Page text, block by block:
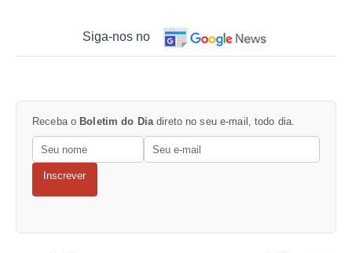
Siga-nos no
Receba o Boletim do Dia direto no seu e-mail, todo dia.
Inscrever